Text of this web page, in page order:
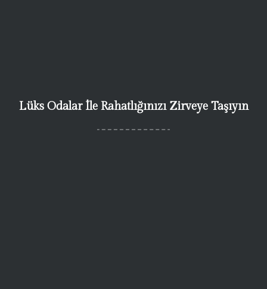
Lüks Odalar İle Rahatlığınızı Zirveye Taşıyın